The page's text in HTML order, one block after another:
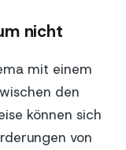
nicht
mit einem
den
können sich
von